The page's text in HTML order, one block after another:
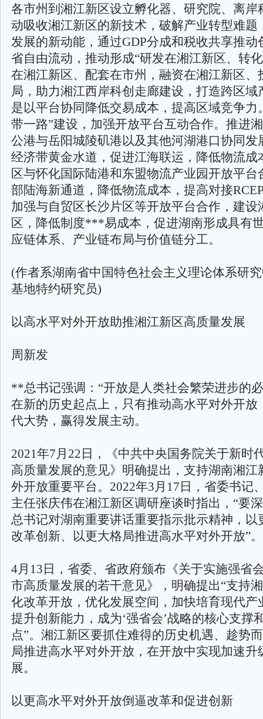
各市州到湘江新区设立孵化器、研究院、离岸
动吸收湘江新区的新技术，破解产业转型难题
发展的新动能，通过GDP分成和税收共享推动
省自由流动，推动形成“研发在湘江新区、转
在湘江新区、配套在市州，融资在湘江新区、
局，助力湘江西岸科创走廊建设，打造跨区域
是以平台协同降低交易成本，提高区域竞争力
带一路”建设，加强开放平台互动合作。推进
公港与岳阳城陵矶港以及其他河湖港口协同发
经济带黄金水道，促进江海联运，降低物流成
区与怀化国际陆港和东盟物流产业园开放平台
部陆海新通道，降低物流成本，提高对接
加强与自贸区长沙片区等开放平台合作，建设
区，降低制度***易成本，促进湖南形成具有
应链体系、产业链布局与价值链分工。
(作者系湖南省中国特色社会主义理论体系研
基地特约研究员)
以高水平对外开放助推湘江新区高质量发展
周新发
**总书记强调：“开放是人类社会繁荣进步的
在新的历史起点上，只有推动高水平对外开放
代大势，赢得发展主动。
2021年7月22日，《中共中央国务院关于新时
高质量发展的意见》明确提出，支持湖南湘江
外开放重要平台。2022年3月17日，省委书记
主任张庆伟在湘江新区调研座谈时指出，“要
总书记对湖南重要讲话重要指示批示精神，以
改革创新、以更大格局推进高水平对外开放”。
4月13日，省委、省政府颁布《关于实施强省
市高质量发展的若干意见》，明确提出“支持
化改革开放，优化发展空间，加快培育现代产
提升创新能力，成为‘强省会’战略的核心支撑
点”。湘江新区要抓住难得的历史机遇、趁势
局推进高水平对外开放，在开放中实现加速升
展。
以更高水平对外开放倒逼改革和促进创新